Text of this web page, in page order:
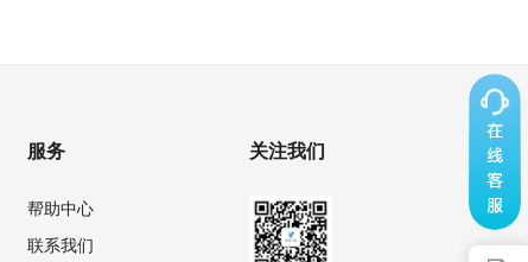
服务
帮助中心
联系我们
关注我们